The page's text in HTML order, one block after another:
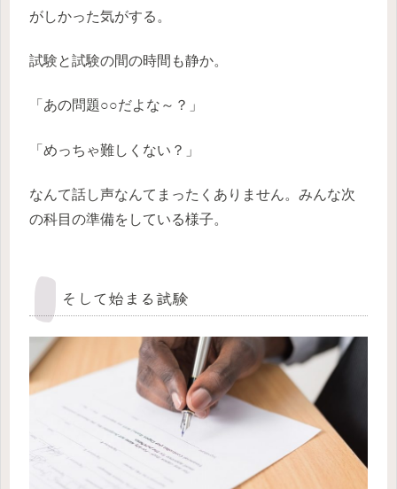
がしかった気がする。
試験と試験の間の時間も静か。
「あの問題○○だよな～？」
「めっちゃ難しくない？」
なんて話し声なんてまったくありません。みんな次
の科目の準備をしている様子。
そして始まる試験